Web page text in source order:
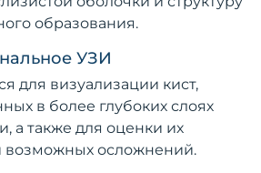
образования.
УЗИ
для визуализации кист,
в более глубоких слоях
а также для оценки их
возможных осложнений.